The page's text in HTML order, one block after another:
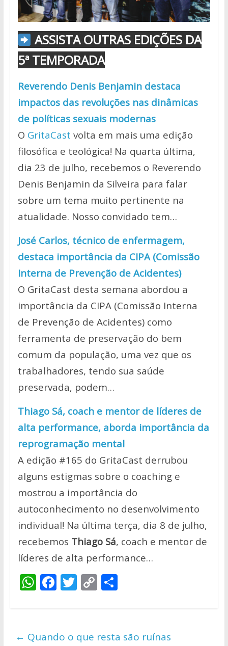
ASSISTA OUTRAS EDIÇÕES DA
5ª TEMPORADA
Reverendo Denis Benjamin destaca
impactos das revoluções nas dinâmicas
de políticas sexuais modernas
O GritaCast volta em mais uma edição
filosófica e teológica! Na quarta última,
dia 23 de julho, recebemos o Reverendo
Denis Benjamin da Silveira para falar
sobre um tema muito pertinente na
atualidade. Nosso convidado tem…
José Carlos, técnico de enfermagem,
destaca importância da CIPA (Comissão
Interna de Prevenção de Acidentes)
O GritaCast desta semana abordou a
importância da CIPA (Comissão Interna
de Prevenção de Acidentes) como
ferramenta de preservação do bem
comum da população, uma vez que os
trabalhadores, tendo sua saúde
preservada, podem…
Thiago Sá, coach e mentor de líderes de
alta performance, aborda importância da
reprogramação mental
A edição #165 do GritaCast derrubou
alguns estigmas sobre o coaching e
mostrou a importância do
autoconhecimento no desenvolvimento
individual! Na última terça, dia 8 de julho,
recebemos Thiago Sá, coach e mentor de
líderes de alta performance…
W
s
F
b
T
er
C
y
S
e
← Quando o que resta são ruínas